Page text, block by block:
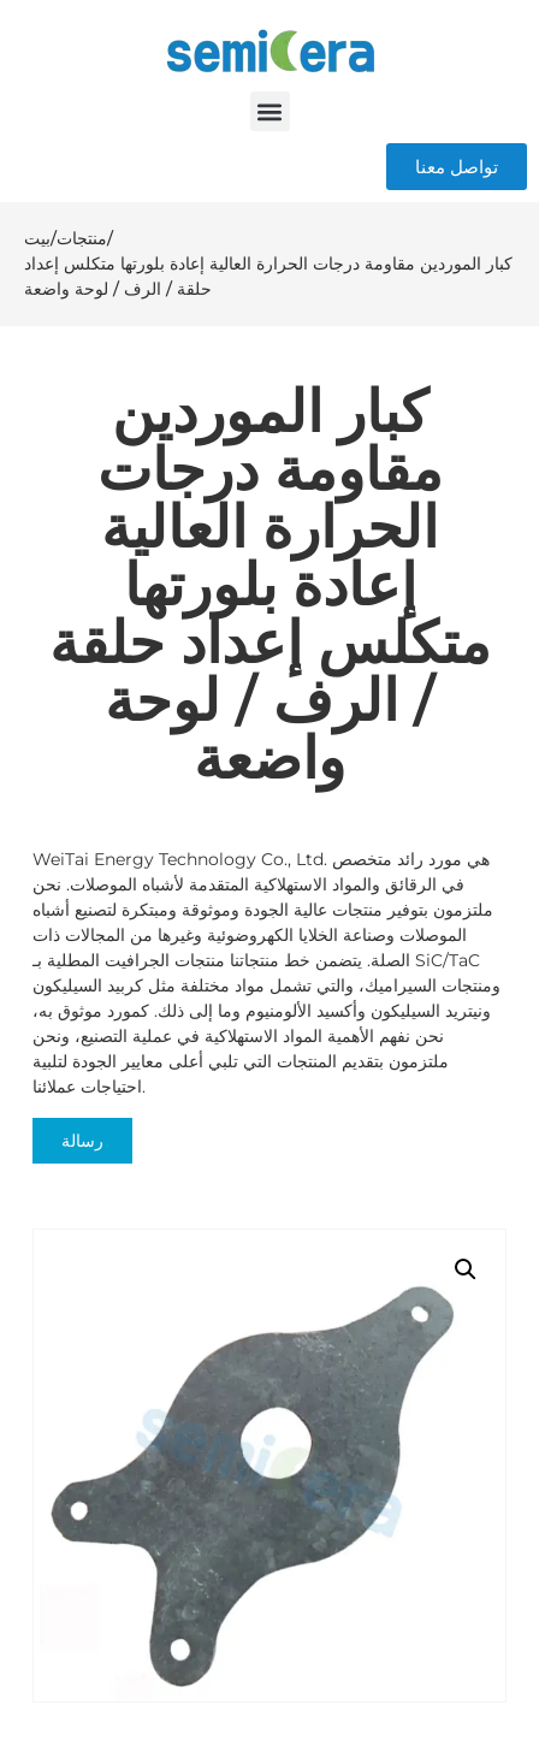
تواصل معنا
بيت/منتجات/
كبار الموردين مقاومة درجات الحرارة العالية إعادة بلورتها متكلس إعداد
حلقة / الرف / لوحة واضعة
كبار الموردين
مقاومة درجات
الحرارة العالية
إعادة بلورتها
متكلس إعداد حلقة
/ الرف / لوحة
واضعة
WeiTai Energy Technology Co., Ltd. هي مورد رائد متخصص
في الرقائق والمواد الاستهلاكية المتقدمة لأشباه الموصلات. نحن
ملتزمون بتوفير منتجات عالية الجودة وموثوقة ومبتكرة لتصنيع أشباه
الموصلات وصناعة الخلايا الكهروضوئية وغيرها من المجالات ذات
الصلة. يتضمن خط منتجاتنا منتجات الجرافيت المطلية بـ SiC/TaC
ومنتجات السيراميك، والتي تشمل مواد مختلفة مثل كربيد السيليكون
ونيتريد السيليكون وأكسيد الألومنيوم وما إلى ذلك. كمورد موثوق به،
نحن نفهم الأهمية المواد الاستهلاكية في عملية التصنيع، ونحن
ملتزمون بتقديم المنتجات التي تلبي أعلى معايير الجودة لتلبية
احتياجات عملائنا.
رسالة